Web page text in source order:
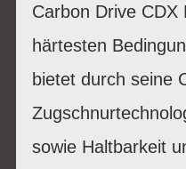
Carbon Drive CDX
härtesten
bietet durch seine
sowie Haltbarkeit